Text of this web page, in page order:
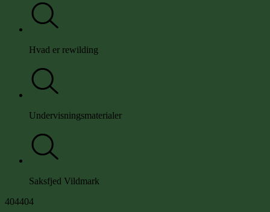
Hvad er rewilding
Undervisningsmaterialer
Saksfjed Vildmark
404404